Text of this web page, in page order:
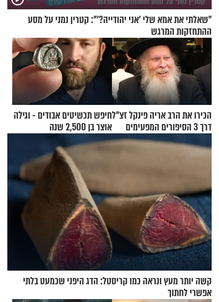
"שאלתי את אמא שלי 'אני יהודייה?'": קטרין נמני על מסע
ההתחזקות המרגש
הכירו את הרב אריה פינקל זצ"ל
דרך 3 הסיפורים המפעימים
חיפש תכשיטים אבודים - וגילה
אוצר בן 2,500 שנה
קשה יותר מעץ ונראה כמו קריסטל: הדג היפני שכמעט בלתי
אפשרי לחתוך